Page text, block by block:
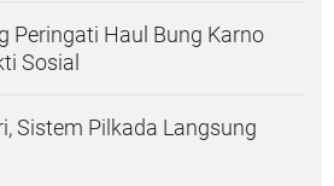
Peringati Haul Bung Karno
Sosial
Sistem Pilkada Langsung